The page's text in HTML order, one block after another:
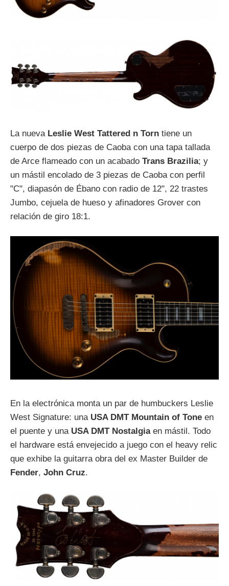
La nueva Leslie West Tattered n Torn tiene un
cuerpo de dos piezas de Caoba con una tapa tallada
de Arce flameado con un acabado Trans Brazilia; y
un mástil encolado de 3 piezas de Caoba con perfil
"C", diapasón de Ébano con radio de 12", 22 trastes
Jumbo, cejuela de hueso y afinadores Grover con
relación de giro 18:1.
En la electrónica monta un par de humbuckers Leslie
West Signature: una USA DMT Mountain of Tone en
el puente y una USA DMT Nostalgiaen mástil. Todo
el hardware está envejecido a juego con el heavy relic
que exhibe la guitarra obra del ex Master Builder de
Fender, John Cruz.